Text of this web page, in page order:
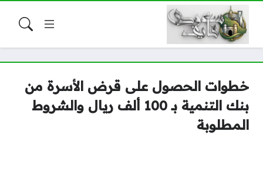
خطوات الحصول على قرض الأسرة من
بنك التنمية بـ 100 ألف ريال والشروط
المطلوبة